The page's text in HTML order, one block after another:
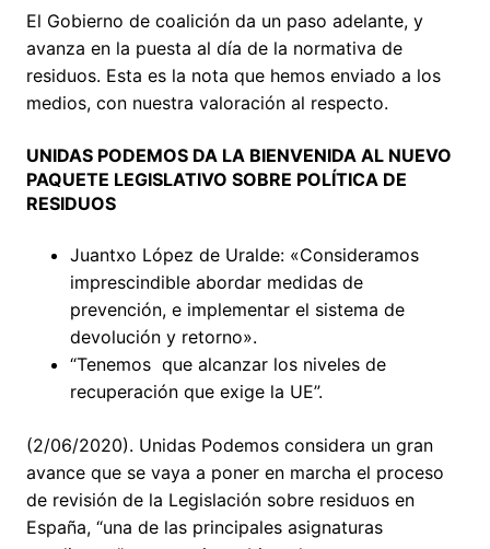
El Gobierno de coalición da un paso adelante, y
avanza en la puesta al día de la normativa de
residuos. Esta es la nota que hemos enviado a los
medios, con nuestra valoración al respecto.
UNIDAS PODEMOS DA LA BIENVENIDA AL NUEVO
PAQUETE LEGISLATIVO SOBRE POLÍTICA DE
RESIDUOS
Juantxo López de Uralde: «Consideramos
imprescindible abordar medidas de
prevención, e implementar el sistema de
devolución y retorno».
“Tenemos que alcanzar los niveles de
recuperación que exige la UE”.
(2/06/2020). Unidas Podemos considera un gran
avance que se vaya a poner en marcha el proceso
de revisión de la Legislación sobre residuos en
España, “una de las principales asignaturas